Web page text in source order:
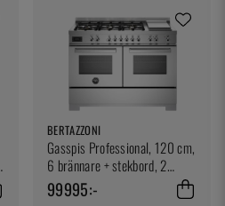
BERTAZZONI
Gasspis Professional, 120 cm,
6 brännare + stekbord, 2
ugnar, Rostfri - Bertazzo
99995:-